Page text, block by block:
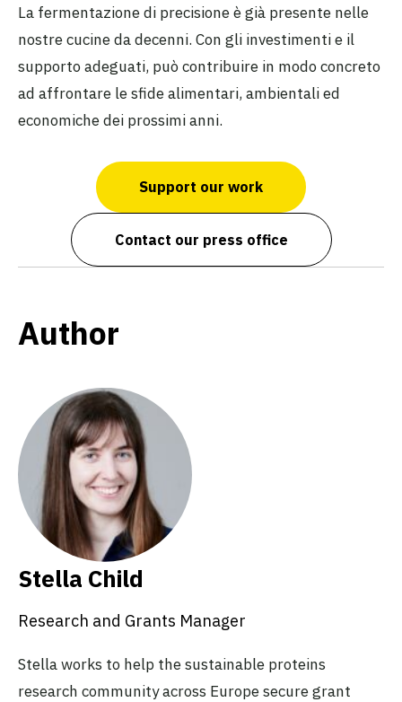
La fermentazione di precisione è già presente nelle
nostre cucine da decenni. Con gli investimenti e il
supporto adeguati, può contribuire in modo concreto
ad affrontare le sfide alimentari, ambientali ed
economiche dei prossimi anni.
Support our work
Contact our press office
Author
Stella Child
Research and Grants Manager
Stella works to help the sustainable proteins
research community across Europe secure grant